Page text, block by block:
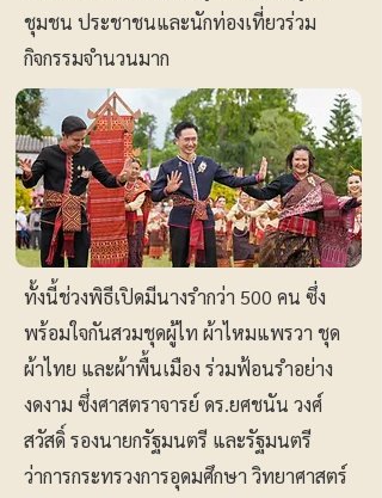
ชุมชน ประชาชนและนักท่องเที่ยวร่วม
กิจกรรมจำนวนมาก
ทั้งนี้ช่วงพิธีเปิดมีนางรำกว่า 500 คน ซึ่ง
พร้อมใจกันสวมชุดผู้ไท ผ้าไหมแพรวา ชุด
ผ้าไทย และผ้าพื้นเมือง ร่วมฟ้อนรำอย่าง
งดงาม ซึ่งศาสตราจารย์ ดร.ยศชนัน วงศ์
สวัสดิ์ รองนายกรัฐมนตรี และรัฐมนตรี
ว่าการกระทรวงการอุดมศึกษา วิทยาศาสตร์